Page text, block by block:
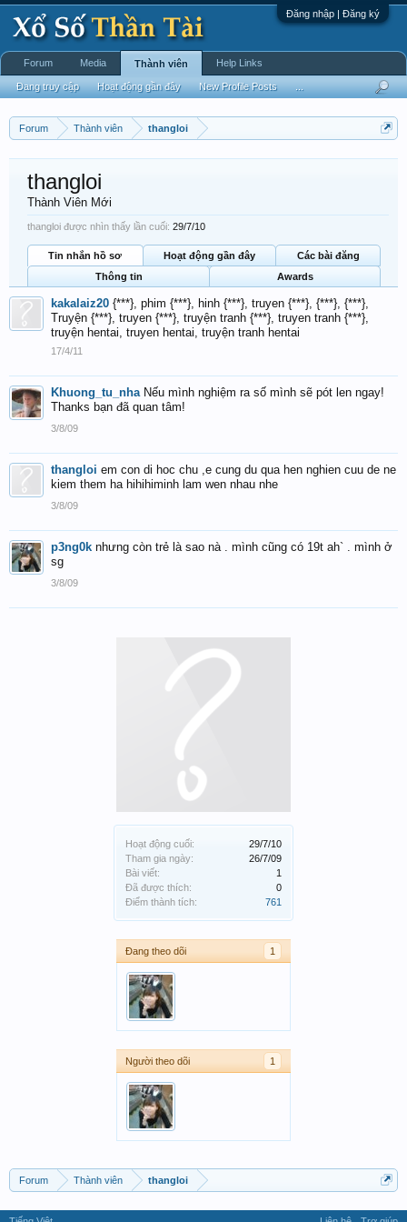
Đăng nhập | Đăng ký
Forum Thành viên thangloi
Hoạt động cuối:
29/7/10
Tham gia ngày:
26/7/09
Bài viết:
1
Đã được thích:
0
Điểm thành tích:
761
Đang theo dõi 1
Người theo dõi 1
thangloi
Thành Viên Mới
thangloi được nhìn thấy lần cuối: 29/7/10
Tin nhắn hồ sơ Hoạt động gần đây
Các bài đăng
Thông tin
Awards
kakalaiz20 {***}, phim {***}, hinh {***}, truyen {***}, {***}, {***},
Truyện {***}, truyen {***}, truyện tranh {***}, truyen tranh {***},
truyện hentai, truyen hentai, truyện tranh hentai
17/4/11
Khuong_tu_nha Nếu mình nghiệm ra số mình sẽ pót len ngay!
Thanks bạn đã quan tâm!
3/8/09
thangloi em con di hoc chu ,e cung du qua hen nghien cuu de ne
kiem them ha hihihiminh lam wen nhau nhe
3/8/09
p3ng0k nhưng còn trẻ là sao nà . mình cũng có 19t ah` . mình ở
sg
3/8/09
Forum Thành viên thangloi
Forum Media Thành viên
Đang truy cập Hoạt động gần đây New Profile Posts
Help Links